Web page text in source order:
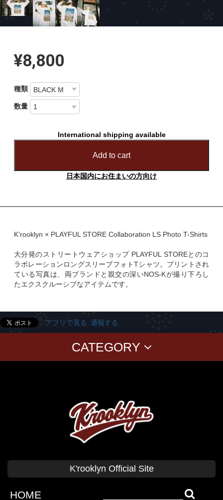
¥8,800
種類
数量
International shipping available
Add to cart
日本国内にお住まいの方向け
K’rooklyn × PLAYFUL STORE Collaboration LS Photo T-Shirts
大分発のストリートウェアショップ PLAYFUL STOREとのコ
ラボレーションロングスリーブフォトTシャツ。プリントされ
ている写真は、両ブランドと親交の深いNOS-Kが撮り下ろし
たエクスクルーシブなアイテムです。
アプリで見る 通報する
CATEGORY
T-SHIRTS PANTS CAP GOODS
CLASSICS
T-SHIRT
SWEAT
CAP
SHORT PANTS
TANK TOP
COLLABORATION OUTER
K'rooklyn Official Site
HOME